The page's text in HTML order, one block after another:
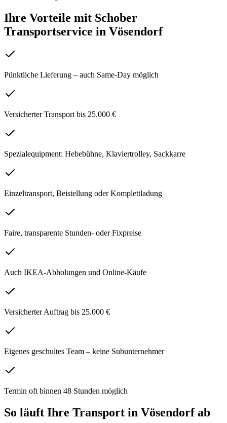
Ihre Vorteile mit Schober
Transportservice in Vösendorf
Pünktliche Lieferung – auch Same-Day möglich
Versicherter Transport bis 25.000 €
Spezialequipment: Hebebühne, Klaviertrolley, Sackkarre
Einzeltransport, Beistellung oder Komplettladung
Faire, transparente Stunden- oder Fixpreise
Auch IKEA-Abholungen und Online-Käufe
Versicherter Auftrag bis 25.000 €
Eigenes geschultes Team – keine Subunternehmer
Termin oft binnen 48 Stunden möglich
So läuft Ihre Transport in Vösendorfab